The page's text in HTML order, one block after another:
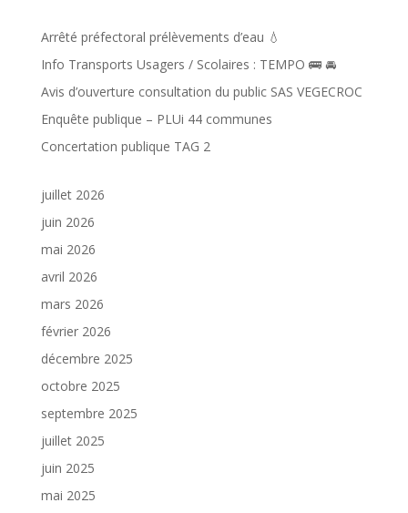
Arrêté préfectoral prélèvements d’eau 💧
Info Transports Usagers / Scolaires : TEMPO 🚌 🚘️
Avis d’ouverture consultation du public SAS VEGECROC
Enquête publique – PLUi 44 communes
Concertation publique TAG 2
juillet 2026
juin 2026
mai 2026
avril 2026
mars 2026
février 2026
décembre 2025
octobre 2025
septembre 2025
juillet 2025
juin 2025
mai 2025